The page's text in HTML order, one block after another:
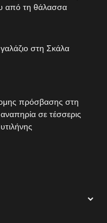
από τη θάλασσα
στη Σκάλα
πρόσβασης στη
σε τέσσερις